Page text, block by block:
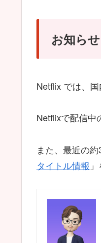
お知らせ
Netflix では、
Netflixで配信中
また、最近の
タイトル情報